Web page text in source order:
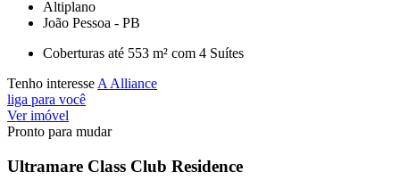
Altiplano
João Pessoa - PB
Coberturas até 553 m² com 4 Suítes
Tenho interesse A Alliance
liga para você
Ver imóvel
Pronto para mudar
Ultramare Class Club Residence